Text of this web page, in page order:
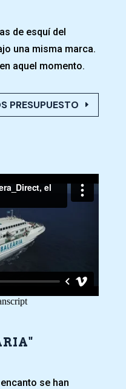
de esquí del
una misma marca.
aquel momento.
PRESUPUESTO
se han